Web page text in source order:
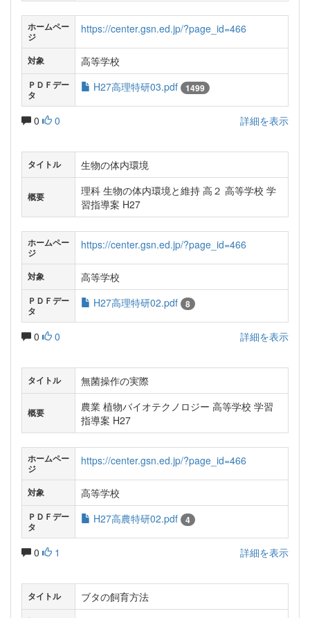
ホームペー
ジ
https://center.gsn.ed.jp/?page_id=466
対象 高等学校
ＰＤＦデー
タ
H27高理特研03.pdf 1499
0 0 詳細を表示
タイトル 生物の体内環境
概要
理科 生物の体内環境と維持 高２ 高等学校 学
習指導案 H27
ホームペー
ジ
https://center.gsn.ed.jp/?page_id=466
対象 高等学校
ＰＤＦデー
タ
H27高理特研02.pdf 8
0 0 詳細を表示
タイトル 無菌操作の実際
概要
農業 植物バイオテクノロジー 高等学校 学習
指導案 H27
ホームペー
ジ
https://center.gsn.ed.jp/?page_id=466
対象 高等学校
ＰＤＦデー
タ
H27高農特研02.pdf 4
0 1 詳細を表示
タイトル ブタの飼育方法